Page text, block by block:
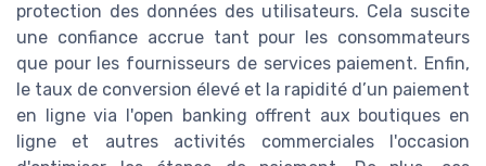
protection des données des utilisateurs. Cela suscite
une confiance accrue tant pour les consommateurs
que pour les fournisseurs de services paiement. Enfin,
le taux de conversion élevé et la rapidité d’un paiement
en ligne via l'open banking offrent aux boutiques en
ligne et autres activités commerciales l'occasion